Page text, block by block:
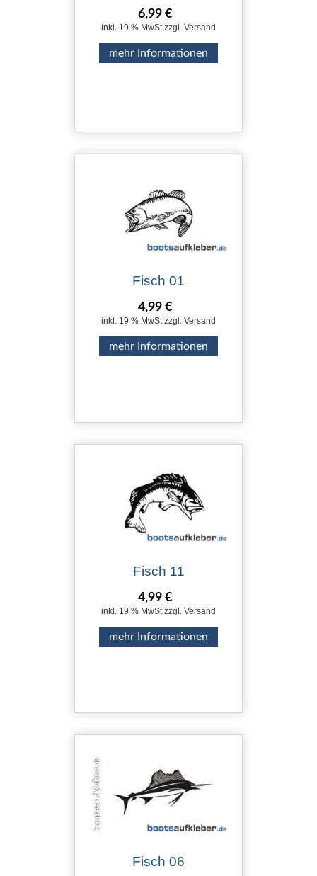
6,99 €
inkl. 19 % MwSt zzgl. Versand
mehr Informationen
Fisch 01
4,99 €
inkl. 19 % MwSt zzgl. Versand
mehr Informationen
Fisch 11
4,99 €
inkl. 19 % MwSt zzgl. Versand
mehr Informationen
Fisch 06